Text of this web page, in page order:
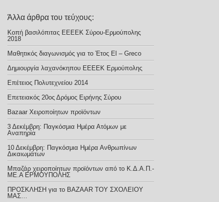
Άλλα άρθρα του τεύχους:
Κοπή βασιλόπιτας ΕΕΕΕΚ Σύρου-Ερμούπολης
2018
Μαθητικός διαγωνισμός για το Έτος El – Greco
Δημιουργία λαχανόκηπου ΕΕΕΕΚ Ερμούπολης
Επέτειος Πολυτεχνείου 2014
Επετειακός 20ος Δρόμος Ειρήνης Σύρου
Bazaar Xειροποίητων προϊόντων
3 Δεκέμβρη: Παγκόσμια Ημέρα Ατόμων με
Αναπηρία
10 Δεκέμβρη: Παγκόσμια Ημέρα Ανθρωπίνων
Δικαιωμάτων
Μπαζάρ χειροποίητων προϊόντων από το Κ.Δ.Α.Π.-
ΜΕ.Α ΕΡΜΟΥΠΟΛΗΣ
ΠΡΟΣΚΛΗΣΗ για το BAZAAR ΤΟΥ ΣΧΟΛΕΙΟΥ
ΜΑΣ…